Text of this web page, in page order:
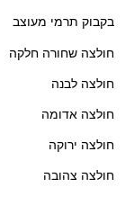
בקבוק תרמי מעוצב
חולצה שחורה חלקה
חולצה לבנה
חולצה אדומה
חולצה ירוקה
חולצה צהובה